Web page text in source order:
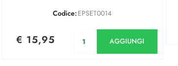
Codice: EPSET0014
€ 15,95 AGGIUNGI